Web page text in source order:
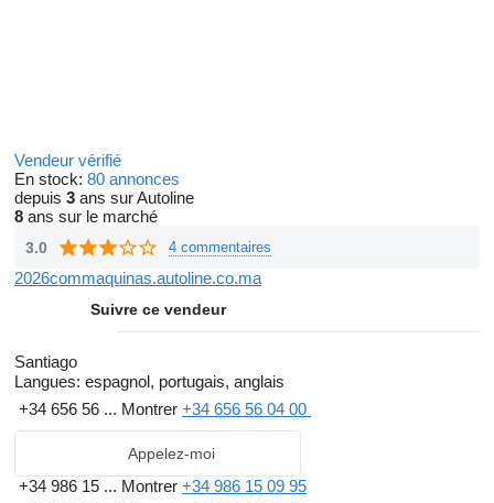
Vendeur vérifié
En stock: 80 annonces
depuis 3 ans sur Autoline
8 ans sur le marché
3.0 4 commentaires
2026commaquinas.autoline.co.ma
Suivre ce vendeur
Santiago
Langues: espagnol, portugais, anglais
+34 656 56 ... Montrer +34 656 56 04 00
Appelez-moi
+34 986 15 ... Montrer +34 986 15 09 95